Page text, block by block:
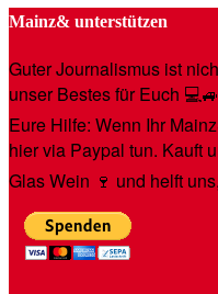
Mainz& unterstützen
Guter Journalismus ist
unser Bestes für Euch
Eure Hilfe: Wenn Ihr
hier via Paypal tun. Kauft
Glas Wein 🍷 und helft